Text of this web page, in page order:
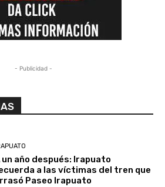
- Publicidad -
un año después: Irapuato
a las víctimas del tren que
Paseo Irapuato